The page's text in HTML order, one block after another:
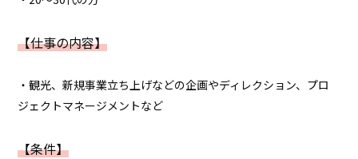
【仕事の内容】
・観光、新規事業立ち上げなどの企画やディレクション、プロ
ジェクトマネージメントなど
【条件】